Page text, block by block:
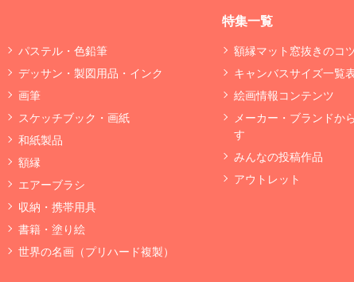
パステル・色鉛筆
デッサン・製図用品・インク
画筆
スケッチブック・画紙
和紙製品
額縁
エアーブラシ
収納・携帯用具
書籍・塗り絵
世界の名画（プリハード複製）
特集一覧
額縁マット窓抜きのコ
キャンバスサイズ一覧
絵画情報コンテンツ
メーカー・ブランドか
す
みんなの投稿作品
アウトレット